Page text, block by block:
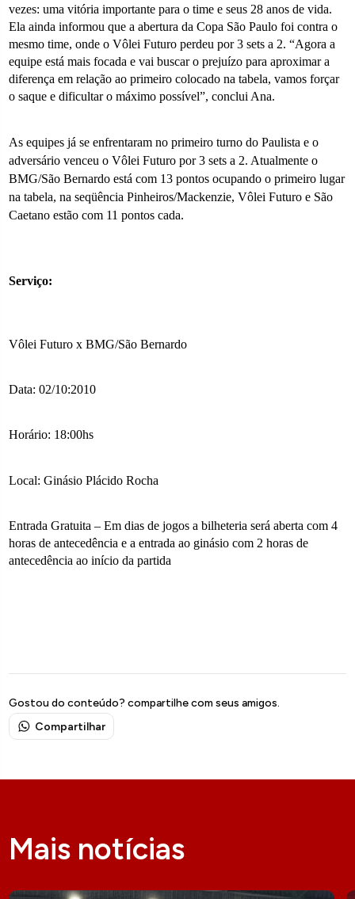
vezes: uma vitória importante para o time e seus 28 anos de vida.
Ela ainda informou que a abertura da Copa São Paulo foi contra o
mesmo time, onde o Vôlei Futuro perdeu por 3 sets a 2. “Agora a
equipe está mais focada e vai buscar o prejuízo para aproximar a
diferença em relação ao primeiro colocado na tabela, vamos forçar
o saque e dificultar o máximo possível”, conclui Ana.
As equipes já se enfrentaram no primeiro turno do Paulista e o
adversário venceu o Vôlei Futuro por 3 sets a 2. Atualmente o
BMG/São Bernardo está com 13 pontos ocupando o primeiro lugar
na tabela, na seqüência Pinheiros/Mackenzie, Vôlei Futuro e São
Caetano estão com 11 pontos cada.
Serviço:
Vôlei Futuro x BMG/São Bernardo
Data: 02/10:2010
Horário: 18:00hs
Local: Ginásio Plácido Rocha
Entrada Gratuita – Em dias de jogos a bilheteria será aberta com 4
horas de antecedência e a entrada ao ginásio com 2 horas de
antecedência ao início da partida
Gostou do conteúdo? compartilhe com seus amigos.
Compartilhar
Mais notícias